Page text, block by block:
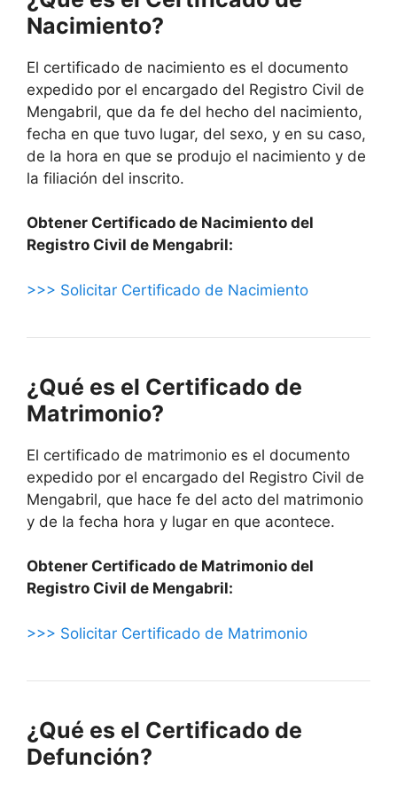
Nacimiento?
El certificado de nacimiento es el documento
expedido por el encargado del Registro Civil de
Mengabril, que da fe del hecho del nacimiento,
fecha en que tuvo lugar, del sexo, y en su caso,
de la hora en que se produjo el nacimiento y de
la filiación del inscrito.
Obtener Certificado de Nacimiento del
Registro Civil de Mengabril:
>>> Solicitar Certificado de Nacimiento
¿Qué es el Certificado de
Matrimonio?
El certificado de matrimonio es el documento
expedido por el encargado del Registro Civil de
Mengabril, que hace fe del acto del matrimonio
y de la fecha hora y lugar en que acontece.
Obtener Certificado de Matrimonio del
Registro Civil de Mengabril:
>>> Solicitar Certificado de Matrimonio
¿Qué es el Certificado de
Defunción?